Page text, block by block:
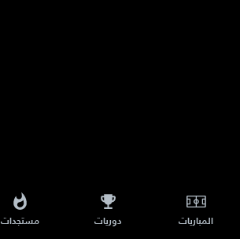
المباريات دوريات مستجدات